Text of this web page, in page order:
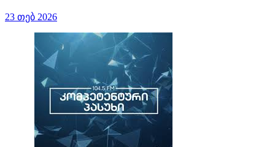
23 თებ 2026